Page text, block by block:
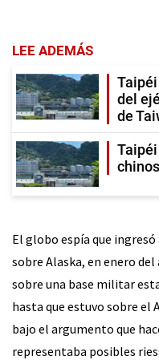
LEE ADEMÁS
del
de
El globo espía que
sobre Alaska, en enero
sobre una base militar
hasta que estuvo sobre
bajo el argumento que
representaba posibles